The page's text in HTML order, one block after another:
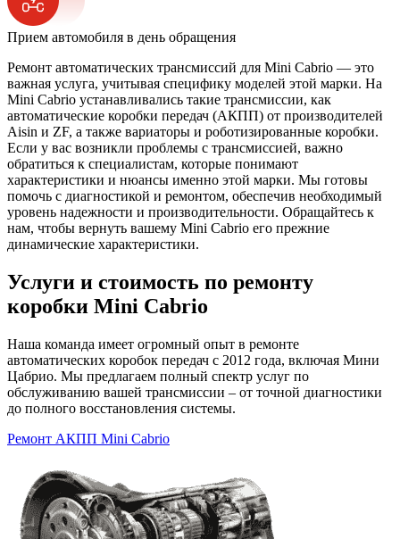
Прием автомобиля в день обращения
Ремонт автоматических трансмиссий для Mini Cabrio — это
важная услуга, учитывая специфику моделей этой марки. На
Mini Cabrio устанавливались такие трансмиссии, как
автоматические коробки передач (АКПП) от производителей
Aisin и ZF, а также вариаторы и роботизированные коробки.
Если у вас возникли проблемы с трансмиссией, важно
обратиться к специалистам, которые понимают
характеристики и нюансы именно этой марки. Мы готовы
помочь с диагностикой и ремонтом, обеспечив необходимый
уровень надежности и производительности. Обращайтесь к
нам, чтобы вернуть вашему Mini Cabrio его прежние
динамические характеристики.
Услуги и стоимость по ремонту
коробки Mini Cabrio
Наша команда имеет огромный опыт в ремонте
автоматических коробок передач с 2012 года, включая Мини
Цабрио. Мы предлагаем полный спектр услуг по
обслуживанию вашей трансмиссии – от точной диагностики
до полного восстановления системы.
Ремонт АКПП Mini Cabrio